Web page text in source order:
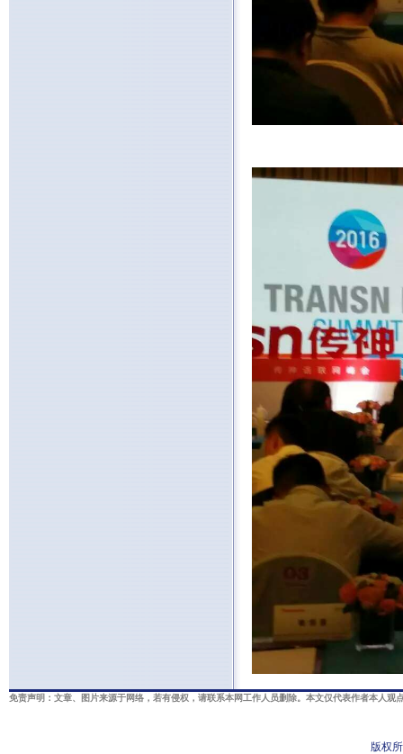
免责声明：文章、图片来源于网络，若有侵权，请联系本网工作人员删除。本文仅代表作者本人
版权